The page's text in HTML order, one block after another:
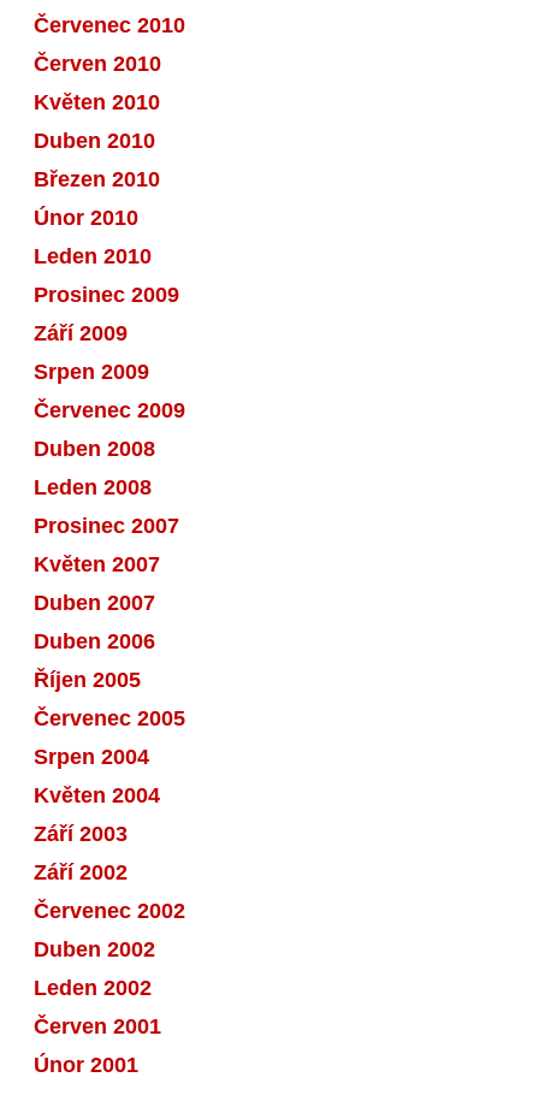
Červenec 2010
Červen 2010
Květen 2010
Duben 2010
Březen 2010
Únor 2010
Leden 2010
Prosinec 2009
Září 2009
Srpen 2009
Červenec 2009
Duben 2008
Leden 2008
Prosinec 2007
Květen 2007
Duben 2007
Duben 2006
Říjen 2005
Červenec 2005
Srpen 2004
Květen 2004
Září 2003
Září 2002
Červenec 2002
Duben 2002
Leden 2002
Červen 2001
Únor 2001